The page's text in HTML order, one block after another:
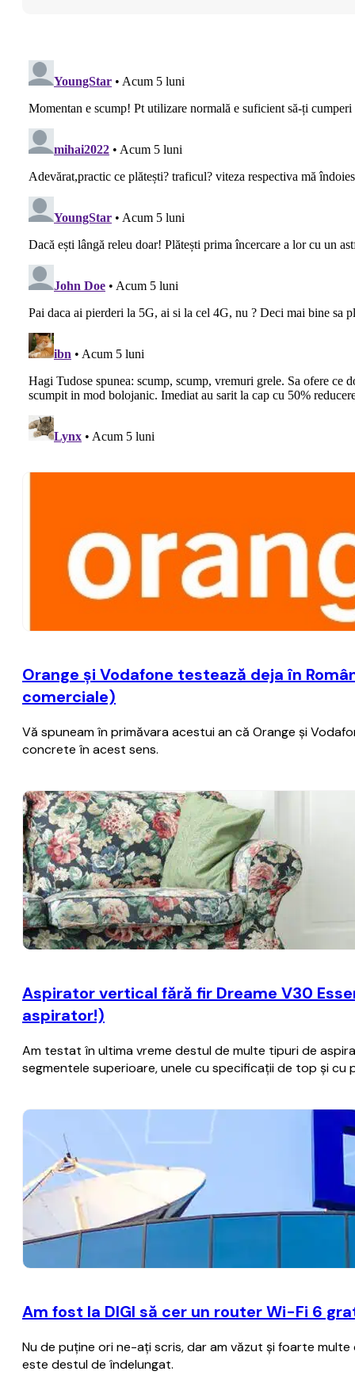
Orange şi Vodafone testează deja în
comerciale)
Vă spuneam în primăvara acestui an că Orange şi
concrete în acest sens.
Aspirator vertical fără fir Dreame V30
aspirator!)
Am testat în ultima vreme destul de multe tipuri de
segmentele superioare, unele cu specificații de top și
Am fost la DIGI să cer un router Wi-Fi 6
Nu de puţine ori ne-aţi scris, dar am văzut şi foarte
este destul de îndelungat.